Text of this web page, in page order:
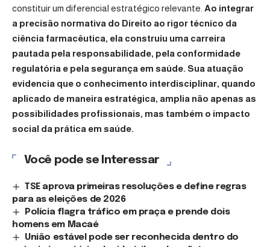
constituir um diferencial estratégico relevante. Ao integrar
a precisão normativa do Direito ao rigor técnico da
ciência farmacêutica, ela construiu uma carreira
pautada pela responsabilidade, pela conformidade
regulatória e pela segurança em saúde. Sua atuação
evidencia que o conhecimento interdisciplinar, quando
aplicado de maneira estratégica, amplia não apenas as
possibilidades profissionais, mas também o impacto
social da prática em saúde.
Você pode se Interessar
TSE aprova primeiras resoluções e define regras
para as eleições de 2026
Polícia flagra tráfico em praça e prende dois
homens em Macaé
União estável pode ser reconhecida dentro do